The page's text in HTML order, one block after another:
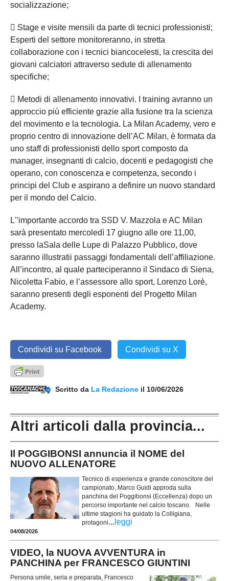
socializzazione;
 Stage e visite mensili da parte di tecnici professionisti;
Esperti del settore monitoreranno, in stretta
collaborazione con i tecnici biancocelesti, la crescita dei
giovani calciatori attraverso sedute di allenamento
specifiche;
 Metodi di allenamento innovativi. I training avranno un
approccio più efficiente grazie alla fusione tra la scienza
del movimento e la tecnologia. La Milan Academy, vero e
proprio centro di innovazione dell’AC Milan, è formata da
uno staff di professionisti dello sport composto da
manager, insegnanti di calcio, docenti e pedagogisti che
operano, con conoscenza e competenza, secondo i
principi del Club e aspirano a definire un nuovo standard
per il mondo del Calcio.
L'’importante accordo tra SSD V. Mazzola e AC Milan
sarà presentato mercoledì 17 giugno alle ore 11,00,
presso laSala delle Lupe di Palazzo Pubblico, dove
saranno illustratii passaggi fondamentali dell’affiliazione.
All’incontro, al quale parteciperanno il Sindaco di Siena,
Nicoletta Fabio, e l’assessore allo sport, Lorenzo Lorè,
saranno presenti degli esponenti del Progetto Milan
Academy.
Condividi su Facebook Condividi su X
Scritto da La Redazione il 10/06/2026
Altri articoli dalla provincia...
Il POGGIBONSI annuncia il NOME del
NUOVO ALLENATORE
Tecnico di esperienza e grande conoscitore del
campionato, Marco Guidi approda sulla
panchina del Poggibonsi (Eccellenza) dopo un
percorso importante nel calcio toscano. Nelle
ultime stagioni ha guidato la Colligiana,
protagoni... leggi
04/08/2026
VIDEO, la NUOVA AVVENTURA in
PANCHINA per FRANCESCO GIUNTINI
Persona umile, seria e preparata, Francesco